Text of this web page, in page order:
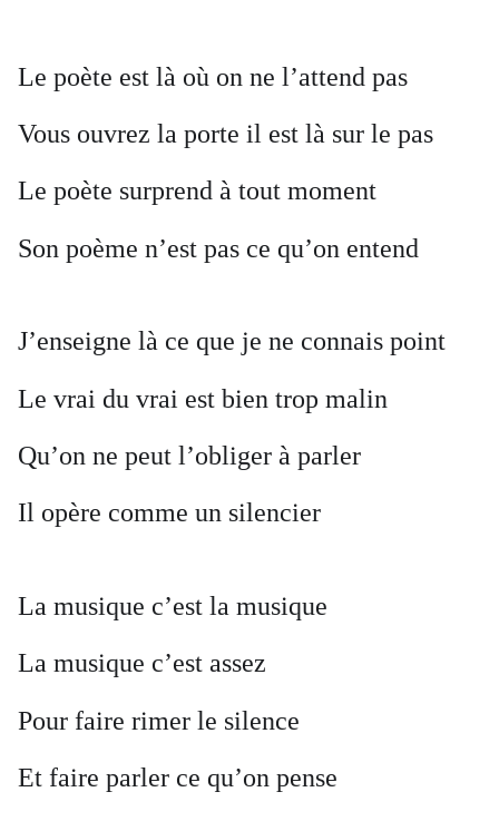
Le poète est là où on ne l’attend pas
Vous ouvrez la porte il est là sur le pas
Le poète surprend à tout moment
Son poème n’est pas ce qu’on entend
J’enseigne là ce que je ne connais point
Le vrai du vrai est bien trop malin
Qu’on ne peut l’obliger à parler
Il opère comme un silencier
La musique c’est la musique
La musique c’est assez
Pour faire rimer le silence
Et faire parler ce qu’on pense